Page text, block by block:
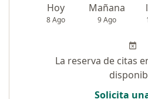
Hoy
8 Ago
Mañana
9 Ago
La reserva de citas
Solicita